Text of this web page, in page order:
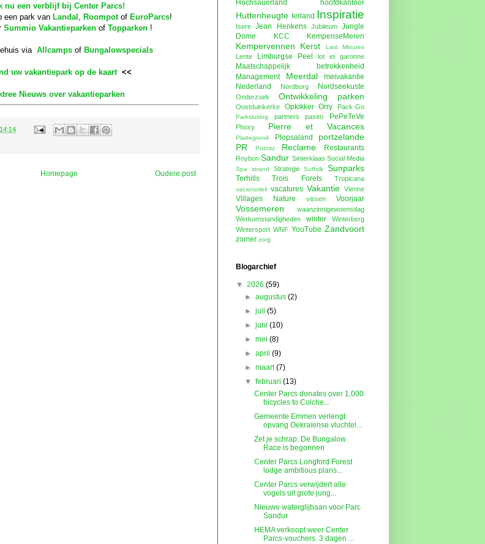
nu een verblijf bij Center Parcs!
een park van Landal , Roompotof EuroParcs!
Summio Vakantieparken of Topparken !
via Allcampsof Bungalowspecials
uw vakantiepark op de kaart<<
Nieuws over vakantieparken
14:14
Oudere post
Homepage
Hochsauerland
hoofdkantoor
Huttenheugte Ierland Inspiratie
Isere Jean Henkens Jubileum
Jungle
Dome
KCC KempenseMeren
Kempervennen Kerst Last Minutes
Lente Limburgse Peel lot et garonne
Maatschappelijk betrokkenheid
Management
Meerdal
meivakantie
Nederland
Nordborg Nordseekuste
Onderzoek Ontwikkeling parken
Oostduinkerke Opkikker Orry Pack-Go
Parksluiting partners pasen PePeTeVe
Phoxy Pierre et Vacances
Plattegrond Plopsaland
portzelande
PR
Putnitz Reclame Restaurants
Roybon Sandur Sinterklaas Social Media
Spa strand Strategie Suffolk Sunparks
Terhills Trois Forets Tropicana
vacansoleil vacatures Vakantie Vienne
Villages Nature vissen Voorjaar
Vossemeren
waanzinnigewoensdag
Werkomstandigheden
winter
Winterberg
Wintersport WNF YouTube Zandvoort
zomer zorg
Blogarchief
▼ 2026 (59)
►augustus(2)
►juli(5)
►juni(10)
►mei(8)
►april(9)
►maart(7)
▼februari(13)
Center Parcs donates over 1,000
bicycles to Colche...
Gemeente Emmen verlengt
opvang Oekraïense vluchtel...
Zet je schrap: De Bungalow
Race is begonnen
Center Parcs Longford Forest
lodge ambitious plans...
Center Parcs verwijdert alle
vogels uit grote jung...
Nieuwe waterglijbaan voor Parc
Sandur
HEMA verkoopt weer Center
Parcs-vouchers. 3 dagen ...